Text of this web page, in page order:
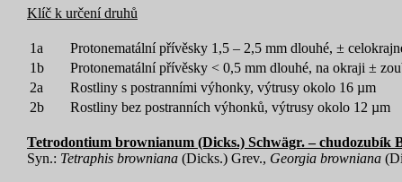
Klíč k určení druhů
1a Protonematální přívěsky 1,5 – 2,5 mm dlouhé, ±
1b
Protonematální přívěsky < 0,5 mm dlouhé, na okraji ±
2a
Rostliny s postranními výhonky, výtrusy okolo 16 µm
2b
Rostliny bez postranních výhonků, výtrusy okolo 12 µm
Tetrodontium brownianum (Dicks.) Schwägr. – chudozubík
Syn.: Tetraphis browniana (Dicks.) Grev., Georgia browniana